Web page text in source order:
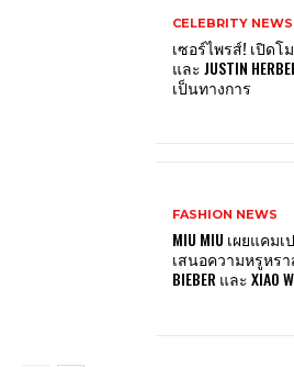
CELEBRITY NEWS
เซอร์ไพรส์! เปิดโม
และ JUSTIN
เป็นทางการ
FASHION NEWS
MIU MIU เผยแคมเ
เสนอความหรูหรา
BIEBER และ XIAO